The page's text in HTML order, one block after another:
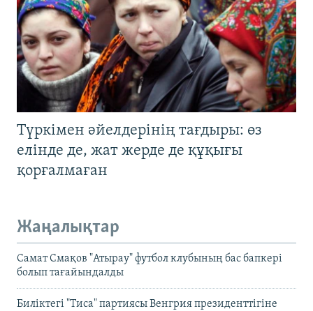
Түркімен әйелдерінің тағдыры: өз
елінде де, жат жерде де құқығы
қорғалмаған
Жаңалықтар
Самат Смақов "Атырау" футбол клубының бас бапкері
болып тағайындалды
Биліктегі "Тиса" партиясы Венгрия президенттігіне